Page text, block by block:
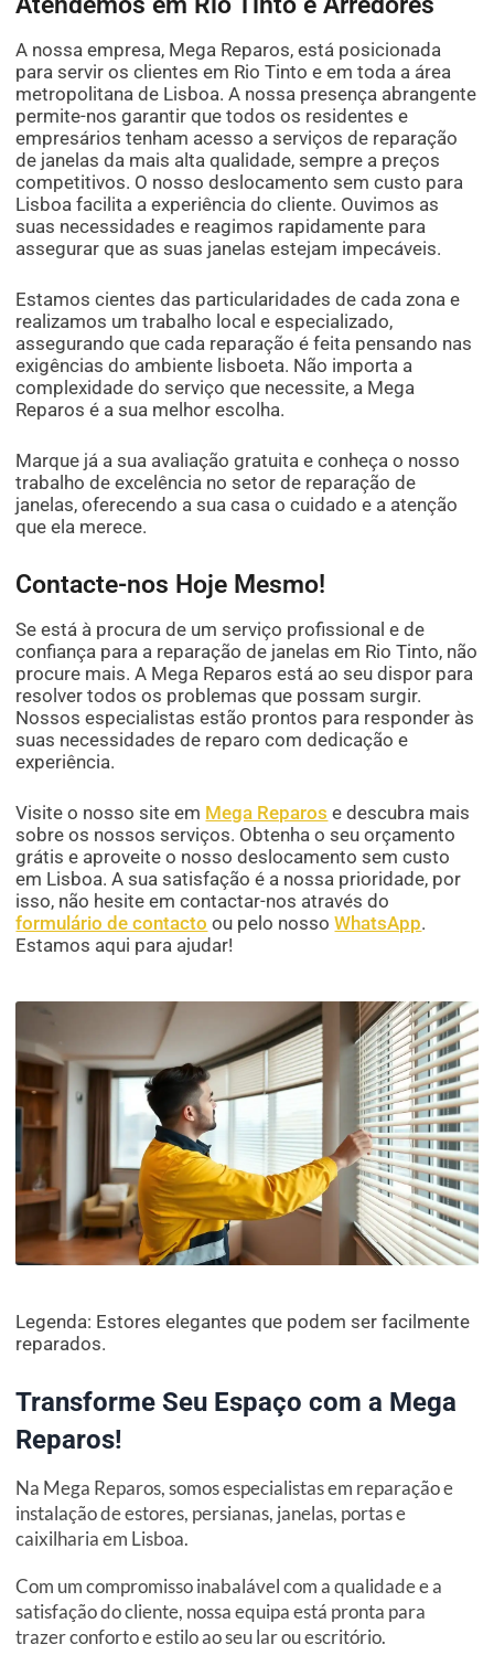
A nossa empresa, Mega Reparos, está posicionada
para servir os clientes em Rio Tinto e em toda a área
metropolitana de Lisboa. A nossa presença abrangente
permite-nos garantir que todos os residentes e
empresários tenham acesso a serviços de reparação
de janelas da mais alta qualidade, sempre a preços
competitivos. O nosso deslocamento sem custo para
Lisboa facilita a experiência do cliente. Ouvimos as
suas necessidades e reagimos rapidamente para
assegurar que as suas janelas estejam impecáveis.
Estamos cientes das particularidades de cada zona e
realizamos um trabalho local e especializado,
assegurando que cada reparação é feita pensando nas
exigências do ambiente lisboeta. Não importa a
complexidade do serviço que necessite, a Mega
Reparos é a sua melhor escolha.
Marque já a sua avaliação gratuita e conheça o nosso
trabalho de excelência no setor de reparação de
janelas, oferecendo a sua casa o cuidado e a atenção
que ela merece.
Contacte-nos Hoje Mesmo!
Se está à procura de um serviço profissional e de
confiança para a reparação de janelas em Rio Tinto, não
procure mais. A Mega Reparos está ao seu dispor para
resolver todos os problemas que possam surgir.
Nossos especialistas estão prontos para responder às
suas necessidades de reparo com dedicação e
experiência.
Visite o nosso site em Mega Reparos e descubra mais
sobre os nossos serviços. Obtenha o seu orçamento
grátis e aproveite o nosso deslocamento sem custo
em Lisboa. A sua satisfação é a nossa prioridade, por
isso, não hesite em contactar-nos através do
formulário de contacto ou pelo nossoWhatsApp.
Estamos aqui para ajudar!
Legenda: Estores elegantes que podem ser facilmente
reparados.
Transforme Seu Espaço com a Mega
Reparos!
Na Mega Reparos, somos especialistas em reparação e
instalação de estores, persianas, janelas, portas e
caixilharia em Lisboa.
Com um compromisso inabalável com a qualidade e a
satisfação do cliente, nossa equipa está pronta para
trazer conforto e estilo ao seu lar ou escritório.